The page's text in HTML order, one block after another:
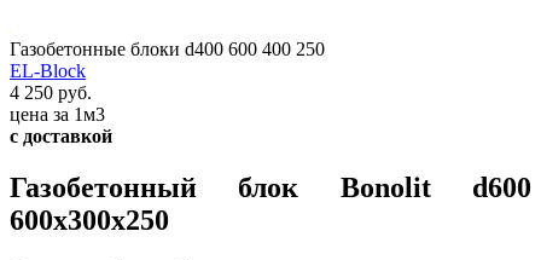
Газобетонные блоки d400 600 400 250
EL-Block
4 250 руб.
цена за 1м3
с доставкой
Газобетонный блок Bonolit d600
600х300х250